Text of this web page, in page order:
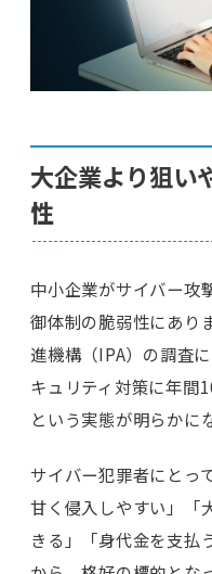
大企業より狙い
性
中小企業がサイバー攻
御体制の脆弱性にあり
進機構（IPA）の調査
キュリティ対策に年間
という実態が明らかに
サイバー犯罪者にとっ
甘く侵入しやすい」「
きる」「身代金を支払